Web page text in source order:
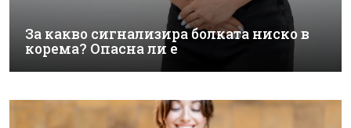
За какво сигнализира болката ниско в
корема? Опасна ли е